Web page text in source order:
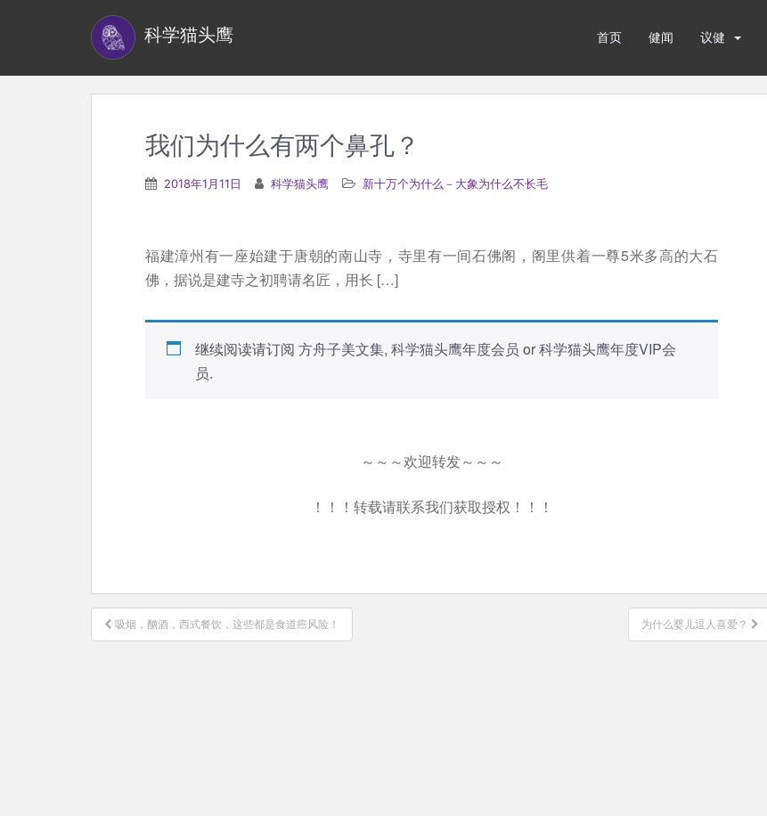
科学猫头鹰 首页 健闻 议健
我们为什么有两个鼻孔？
2018年1月11日 科学猫头鹰 新十万个为什么－大象为什么不长毛
福建漳州有一座始建于唐朝的南山寺，寺里有一间石佛阁，阁里供着一尊5米多高的大石
佛，据说是建寺之初聘请名匠，用长 […]
继续阅读请订阅 方舟子美文集, 科学猫头鹰年度会员 or科学猫头鹰年度VIP会
员.
～～～欢迎转发～～～
！！！转载请联系我们获取授权！！！
文
章
吸烟，酗酒，西式餐饮，这些都是食道癌风险！ 为什么婴儿逗人喜爱？